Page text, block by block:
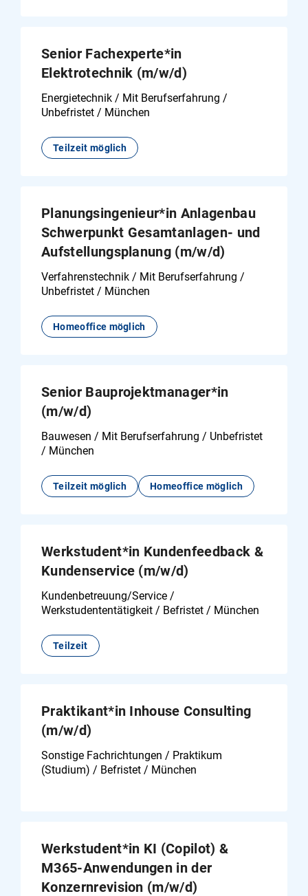
Senior Fachexperte*in
Elektrotechnik (m/w/d)
Energietechnik / Mit Berufserfahrung /
Unbefristet / München
Teilzeit möglich
Planungsingenieur*in Anlagenbau
Schwerpunkt Gesamtanlagen- und
Aufstellungsplanung (m/w/d)
Verfahrenstechnik / Mit Berufserfahrung /
Unbefristet / München
Homeoffice möglich
Senior Bauprojektmanager*in
(m/w/d)
Bauwesen / Mit Berufserfahrung / Unbefristet
/ München
Teilzeit möglich Homeoffice möglich
Werkstudent*in Kundenfeedback &
Kundenservice (m/w/d)
Kundenbetreuung/Service /
Werkstudententätigkeit / Befristet / München
Teilzeit
Praktikant*in Inhouse Consulting
(m/w/d)
Sonstige Fachrichtungen / Praktikum
(Studium) / Befristet / München
Werkstudent*in KI (Copilot) &
M365-Anwendungen in der
Konzernrevision (m/w/d)